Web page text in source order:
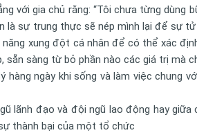
với gia chủ rằng: “Tôi chưa từng
là sự trung thực sẽ nép mình lại để
xung đột cá nhân để có thể xác
sàng từ bỏ phần nào các giá trị mà
ngày khi sống và làm việc chung
đạo và đội ngũ lao động hay giữa
thành bại của một tổ chức